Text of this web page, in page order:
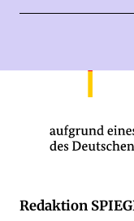
Redaktion